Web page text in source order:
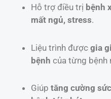
Hỗ trợ điều trị bệnh
mất ngủ, stress.
Liệu trình được gia
bệnh của từng bệnh
Giúp tăng cường